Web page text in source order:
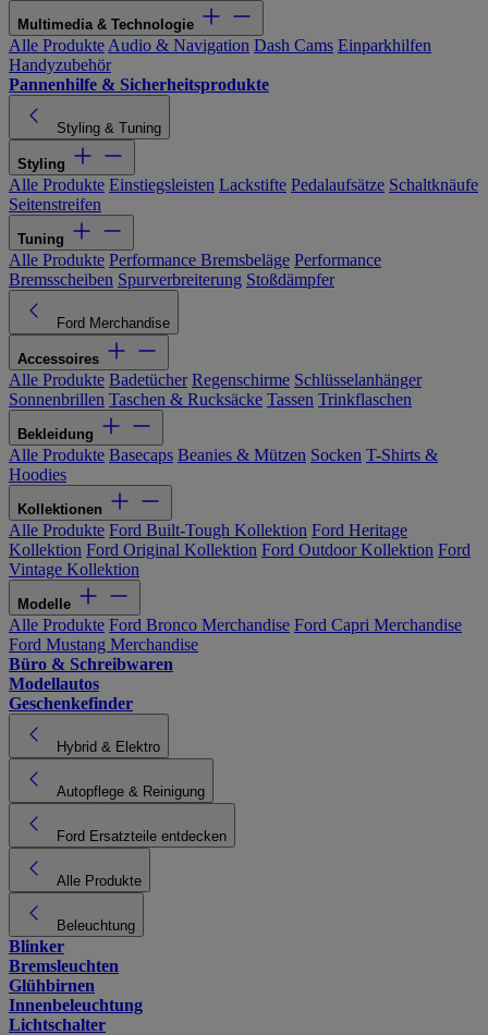
Multimedia & Technologie
Alle Produkte Audio & Navigation Dash Cams Einparkhilfen
Handyzubehör
Pannenhilfe & Sicherheitsprodukte
Styling & Tuning
Styling
Alle Produkte Einstiegsleisten Lackstifte Pedalaufsätze Schaltknäufe
Seitenstreifen
Tuning
Alle Produkte Performance Bremsbeläge Performance
Bremsscheiben Spurverbreiterung Stoßdämpfer
Ford Merchandise
Accessoires
Alle Produkte Badetücher Regenschirme Schlüsselanhänger
Sonnenbrillen Taschen & Rucksäcke Tassen Trinkflaschen
Bekleidung
Alle Produkte Basecaps Beanies & Mützen Socken T-Shirts &
Hoodies
Kollektionen
Alle Produkte Ford Built-Tough Kollektion Ford Heritage
Kollektion Ford Original Kollektion Ford Outdoor Kollektion Ford
Vintage Kollektion
Modelle
Alle Produkte Ford Bronco Merchandise Ford Capri Merchandise
Ford Mustang Merchandise
Büro & Schreibwaren
Modellautos
Geschenkefinder
Hybrid & Elektro
Autopflege & Reinigung
Ford Ersatzteile entdecken
Alle Produkte
Beleuchtung
Blinker
Bremsleuchten
Glühbirnen
Innenbeleuchtung
Lichtschalter